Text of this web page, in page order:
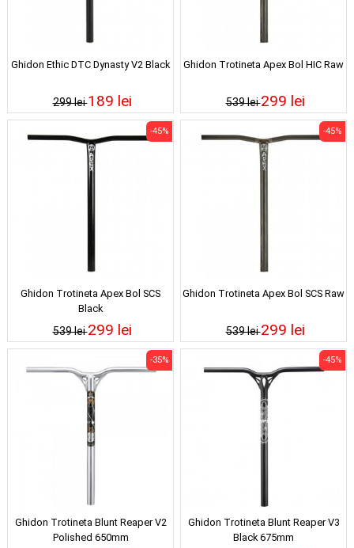
Ghidon Ethic DTC Dynasty V2 Black
299 lei189 lei
Ghidon Trotineta Apex Bol HIC Raw
539 lei299 lei
Ghidon Trotineta Apex Bol SCS
Black
539 lei
-45%
299 lei
Ghidon Trotineta Apex Bol SCS Raw
539 lei
-45%
299 lei
Ghidon Trotineta Blunt Reaper V2
Polished 650mm
-35%
Ghidon Trotineta Blunt Reaper V3
Black 675mm
-45%